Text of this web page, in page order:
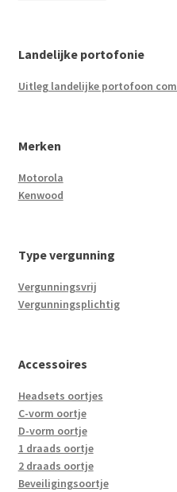
Landelijke portofonie
Uitleg landelijke portofoon
Merken
Motorola
Kenwood
Type vergunning
Vergunningsvrij
Vergunningsplichtig
Accessoires
Headsets oortjes
C-vorm oortje
D-vorm oortje
1 draads oortje
2 draads oortje
Beveiligingsoortje